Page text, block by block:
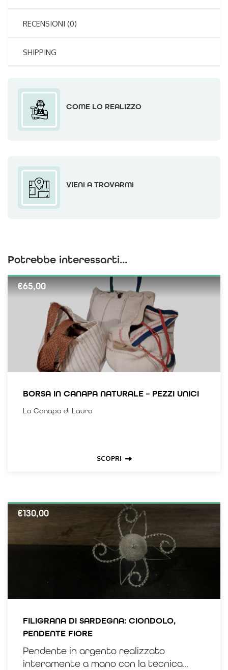
RECENSIONI (0)
SHIPPING
COME LO REALIZZO
VIENI A TROVARMI
Potrebbe interessarti...
€65,00
BORSA IN CANAPA NATURALE – PEZZI UNICI
La Canapa di Laura
SCOPRI
€130,00
FILIGRANA DI SARDEGNA: CIONDOLO,
PENDENTE FIORE
Pendente in argento realizzato
interamente a mano con la tecnica